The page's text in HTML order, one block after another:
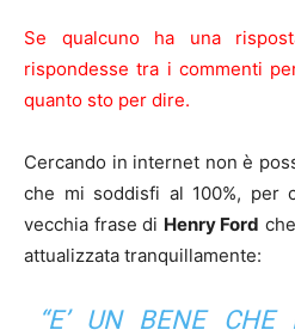
Se qualcuno ha una
rispondesse tra i commenti
quanto sto per dire.
Cercando in internet non è
che mi soddisfi al 100%, per
vecchia frase di Henry Ford
attualizzata tranquillamente:
“E’ UN BENE